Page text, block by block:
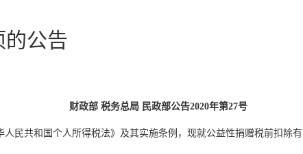
公告
财政部 税务总局 民政部公告2020年第27号
共和国个人所得税法》及其实施条例，现就公益性捐赠税前扣除有